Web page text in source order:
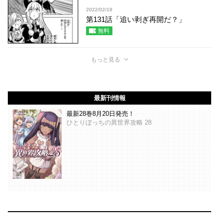
2022/02/18
第131話「追い剥ぎ再開だ？」
無料
もっと見る
最新刊情報
最新28巻8月20日発売！
ひとりぼっちの異世界攻略 28